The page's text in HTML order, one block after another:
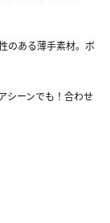
のある薄手素材。ボ
シーンでも！合わせ